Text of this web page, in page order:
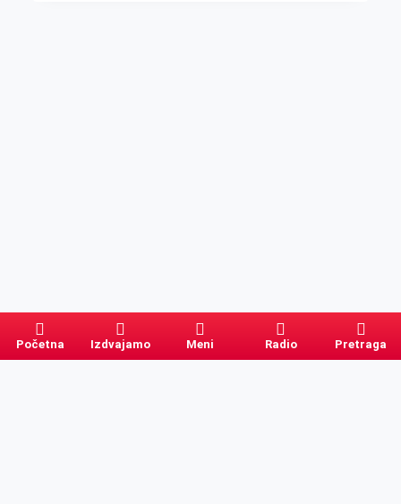
Početna Izdvajamo Meni Radio Pretraga